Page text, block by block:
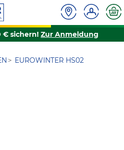
€ sichern! Zur Anmeldung
EUROWINTER HS02